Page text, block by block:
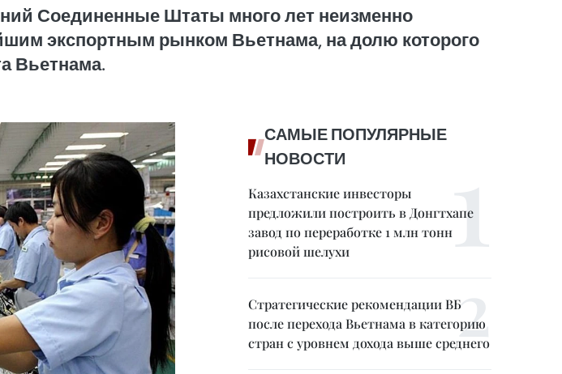
Соединенные Штаты много лет неизменно
экспортным рынком Вьетнама, на долю которого
Вьетнама.
САМЫЕ ПОПУЛЯРНЫЕ
НОВОСТИ
Казахстанские инвесторы
предложили построить в Донгтхапе
завод по переработке 1 млн тонн
рисовой шелухи
Стратегические рекомендации ВБ
после перехода Вьетнама в категорию
стран с уровнем дохода выше среднего